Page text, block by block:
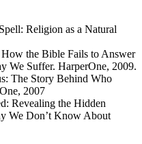
Religion as a Natural
the Bible Fails to Answer
We Suffer. HarperOne, 2009.
The Story Behind Who
2007
Revealing the Hidden
We Don’t Know About